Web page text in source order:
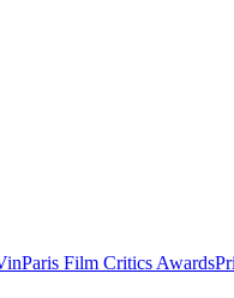
Paris Film Critics Awards